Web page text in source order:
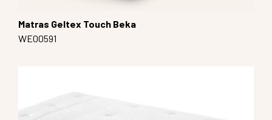
Matras Geltex Touch Beka
WE00591